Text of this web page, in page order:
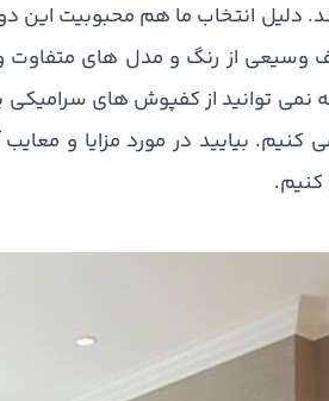
دلیل انتخاب ما هم محبوبیت
وسیعی از رنگ و مدل های متفاوت
توانید از کفپوش های سرامیکی یا
کنیم. بیایید در مورد مزایا و
کنیم.